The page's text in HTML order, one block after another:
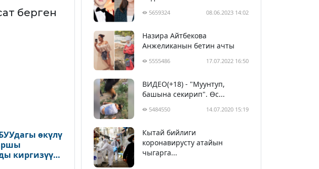
берген
өкүлү
киргизүүгө
5659324 08.06.2023 14:02
Назира Айтбекова
Анжеликанын бетин ачты
5555486 17.07.2022 16:50
ВИДЕО(+18) - "Муунтуп,
башына секирип". Өс...
5484550 14.07.2020 15:19
Кытай бийлиги
коронавирусту атайын
чыгарга...